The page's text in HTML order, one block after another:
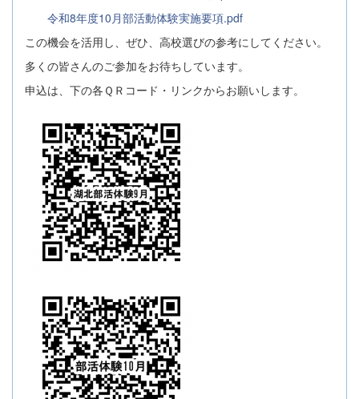
令和8年度10月部活動体験実施要項.pdf
この機会を活用し、ぜひ、高校選びの参考にしてください。
多くの皆さんのご参加をお待ちしています。
申込は、下の各ＱＲコード・リンクからお願いします。